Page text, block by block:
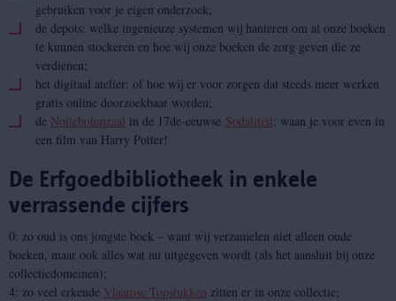
gebruiken voor je eigen onderzoek;
de depots: welke ingenieuze systemen wij hanteren om al onze boeken
te kunnen stockeren en hoe wij onze boeken de zorg geven die ze
verdienen;
het digitaal atelier: of hoe wij er voor zorgen dat steeds meer werken
gratis online doorzoekbaar worden;
de Nottebohmzaal in de 17de-eeuwse Sodaliteit: waan je voor even in
een film van Harry Potter!
De Erfgoedbibliotheek in enkele
verrassende cijfers
0: zo oud is ons jongste boek – want wij verzamelen niet alleen oude
boeken, maar ook alles wat nu uitgegeven wordt (als het aansluit bij onze
collectiedomeinen);
4: zo veel erkende Vlaamse Topstukken zitten er in onze collectie;